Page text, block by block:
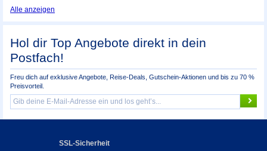
Alle anzeigen
Hol dir Top Angebote direkt in dein
Postfach!
Freu dich auf exklusive Angebote, Reise-Deals, Gutschein-Aktionen und bis zu 70 %
Preisvorteil.
SSL-Sicherheit